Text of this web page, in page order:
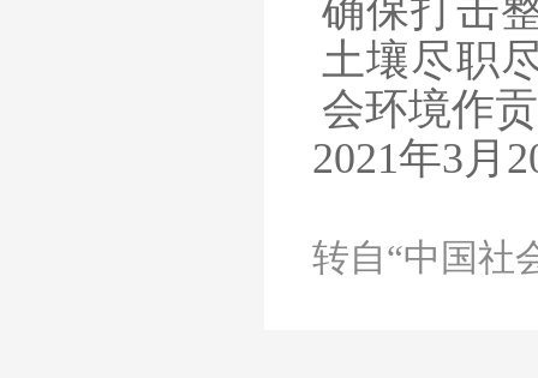
确保打击
土壤尽职
会环境作
2021年3月
转自“中国社